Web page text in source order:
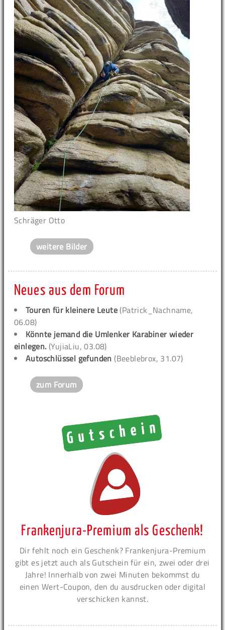
Schräger Otto
weitere Bilder
Neues aus dem Forum
Touren für kleinere Leute (Patrick_Nachname,
06.08)
Könnte jemand die Umlenker Karabiner wieder
einlegen. (YujiaLiu, 03.08)
Autoschlüssel gefunden (Beeblebrox, 31.07)
zum Forum
Frankenjura-Premium als Geschenk!
Dir fehlt noch ein Geschenk? Frankenjura-Premium
gibt es jetzt auch als Gutschein für ein, zwei oder drei
Jahre! Innerhalb von zwei Minuten bekommst du
einen Wert-Coupon, den du ausdrucken oder digital
verschicken kannst.